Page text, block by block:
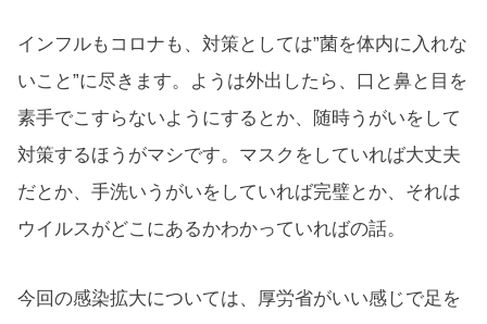
インフルもコロナも、対策としては”菌を体内に入れな
いこと”に尽きます。ようは外出したら、口と鼻と目を
素手でこすらないようにするとか、随時うがいをして
対策するほうがマシです。マスクをしていれば大丈夫
だとか、手洗いうがいをしていれば完璧とか、それは
ウイルスがどこにあるかわかっていればの話。
今回の感染拡大については、厚労省がいい感じで足を